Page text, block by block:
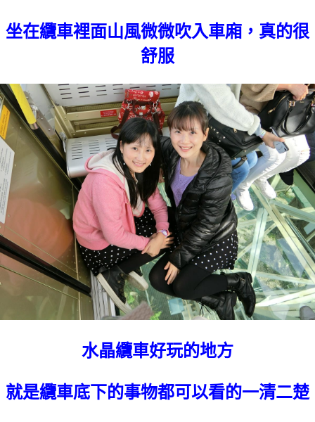
坐在纜車裡面山風微微吹入車廂，真的很
舒服
水晶纜車好玩的地方
就是纜車底下的事物都可以看的一清二楚